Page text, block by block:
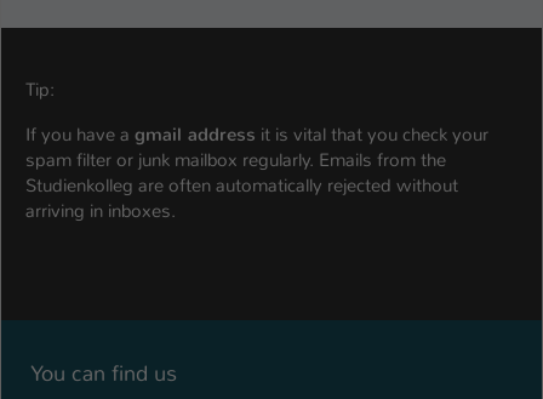
Tip:
If you have a gmail address it is vital that you check your
spam filter or junk mailbox regularly. Emails from the
Studienkolleg are often automatically rejected without
arriving in inboxes.
You can find us